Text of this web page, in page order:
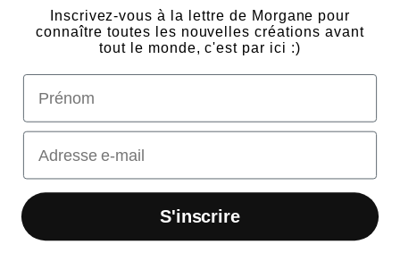
Presse
Frais de port
Contact
© 2026 Powered by shopify
Inscrivez-vous à la lettre de Morgane pour
connaître toutes les nouvelles créations avant
tout le monde, c'est par ici :)
prénom
Email
S'inscrire